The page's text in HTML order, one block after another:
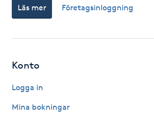
Koppningsmassage
Läs mer Företagsinloggning
Konto
Logga in
Mina bokningar